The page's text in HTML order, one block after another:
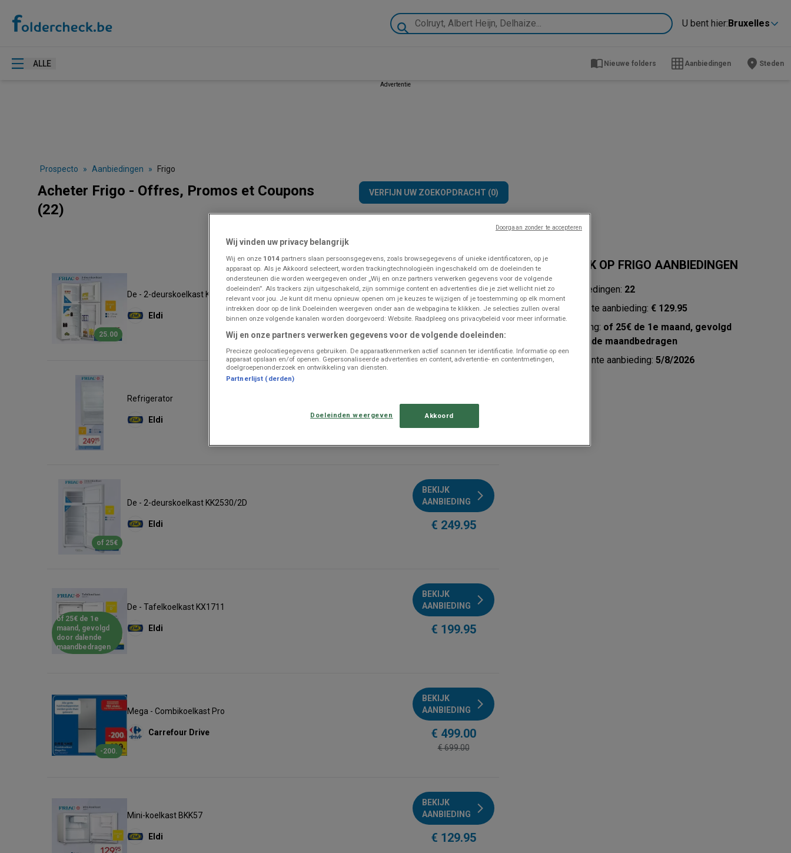
U bent hier:Bruxelles
ALLE Nieuwe folders Aanbiedingen Steden
Advertentie
Prospecto » Aanbiedingen » Frigo
Acheter Frigo - Offres, Promos et Coupons
(22)
VERFIJN UW ZOEKOPDRACHT (0)
25.00
De - 2-deurskoelkast KK2151/2D
Eldi
BEKIJK
AANBIEDING
€ 199.95
Refrigerator
Eldi € 249.95
of 25€
De - 2-deurskoelkast KK2530/2D
Eldi
BEKIJK
AANBIEDING
€ 249.95
of 25€ de 1e
maand, gevolgd
door dalende
maandbedragen
De - Tafelkoelkast KX1711
Eldi
BEKIJK
AANBIEDING
€ 199.95
-200.
Mega - Combikoelkast Pro
Carrefour Drive
BEKIJK
AANBIEDING
€ 499.00
€ 699.00
Mini-koelkast BKK57
Eldi
BEKIJK
AANBIEDING
€ 129.95
SNELLE BLIK OP FRIGO AANBIEDINGEN
frigo aanbiedingen: 22
Goedkoopste aanbieding: € 129.95
Beste korting: of 25€ de 1e maand, gevolgd
door dalende maandbedragen
Meest recente aanbieding: 5/8/2026
Wij vinden uw privacy belangrijk
Wij en onze 1014 partners slaan persoonsgegevens, zoals browsegegevens of unieke identificatoren, op je
apparaat op. Als je Akkoord selecteert, worden trackingtechnologieën ingeschakeld om de doeleinden te
ondersteunen die worden weergegeven onder „Wij en onze partners verwerken gegevens voor de volgende
doeleinden”. Als trackers zijn uitgeschakeld, zijn sommige content en advertenties die je ziet wellicht niet zo
relevant voor jou. Je kunt dit menu opnieuw openen om je keuzes te wijzigen of je toestemming op elk moment
intrekken door op de link Doeleinden weergeven onder aan de webpagina te klikken. Je selecties zullen overal
binnen onze volgende kanalen worden doorgevoerd: Website. Raadpleeg ons privacybeleid voor meer informatie.
Wij en onze partners verwerken gegevens voor de volgende doeleinden:
Precieze geolocatiegegevens gebruiken. De apparaatkenmerken actief scannen ter identificatie. Informatie op een
apparaat opslaan en/of openen. Gepersonaliseerde advertenties en content, advertentie- en contentmetingen,
doelgroepenonderzoek en ontwikkeling van diensten.
Partnerlijst (derden)
Doeleinden weergeven Akkoord
Doorgaan zonder te accepteren